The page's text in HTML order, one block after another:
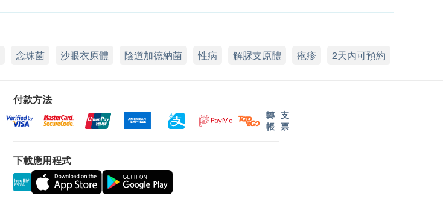
念珠菌 沙眼衣原體 陰道加德納菌 性病 解脲支原體 疱疹 2天內可預約
付款方法
轉
帳
支
票
下載應用程式